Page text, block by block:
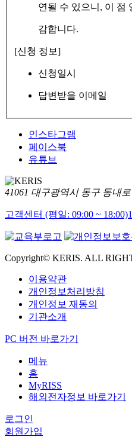
연될 수 있으니, 이 점
감합니다.
[신청 정보]
신청일시
답변받을 이메일
인스타그램
페이스북
유튜브
41061 대구광역시 동구 동내
고객센터 (평일: 09:00 ~ 18:00)
Copyright© KERIS. ALL
이용약관
개인정보처리방침
개인정보 재동의
기관소개
PC 버전 바로가기
메뉴
홈
MyRISS
해외전자정보 바로가기
로그인
회원가입